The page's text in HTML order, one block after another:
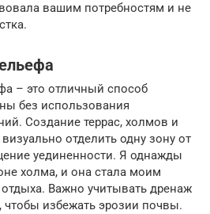
вашим потребностям и не
– это отличный способ
без использования
Создание террас, холмов и
отделить одну зону от
уединенности. Я однажды
холма, и она стала моим
Важно учитывать дренаж
чтобы избежать эрозии почвы.